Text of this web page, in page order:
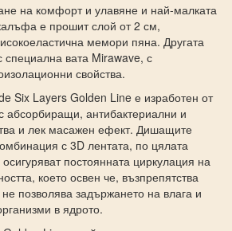
на комфорт и улавяне и най-малката
е прошит слой от 2 см,
мемори пяна. Другата
вата Mirawave, с
свойства.
Six Layers Golden Line е изработен от
антибактериални и
и лек масажен ефект. Дишащите
с 3D лентата, по цялата
постоянната циркулация на
което освен че, възпрепятства
позволява задържането на влага и
в ядрото.